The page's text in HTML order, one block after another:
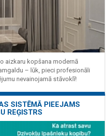
aizkaru kopšana modernā
– lūk, pieci profesionāli
nevainojamā stāvoklī!
SISTĒMĀ PIEEJAMS
REĢISTRS